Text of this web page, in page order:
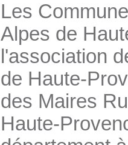
Les
Alpes de
l'association
de Haute-
des Maires
Haute-